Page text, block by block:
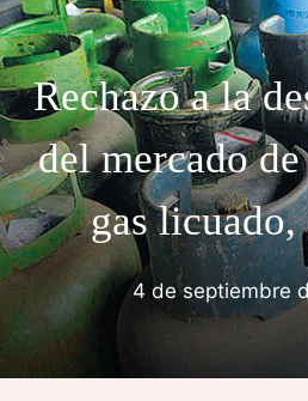
Rechazo a la
del mercado
gas licuado,
4 de septiembre